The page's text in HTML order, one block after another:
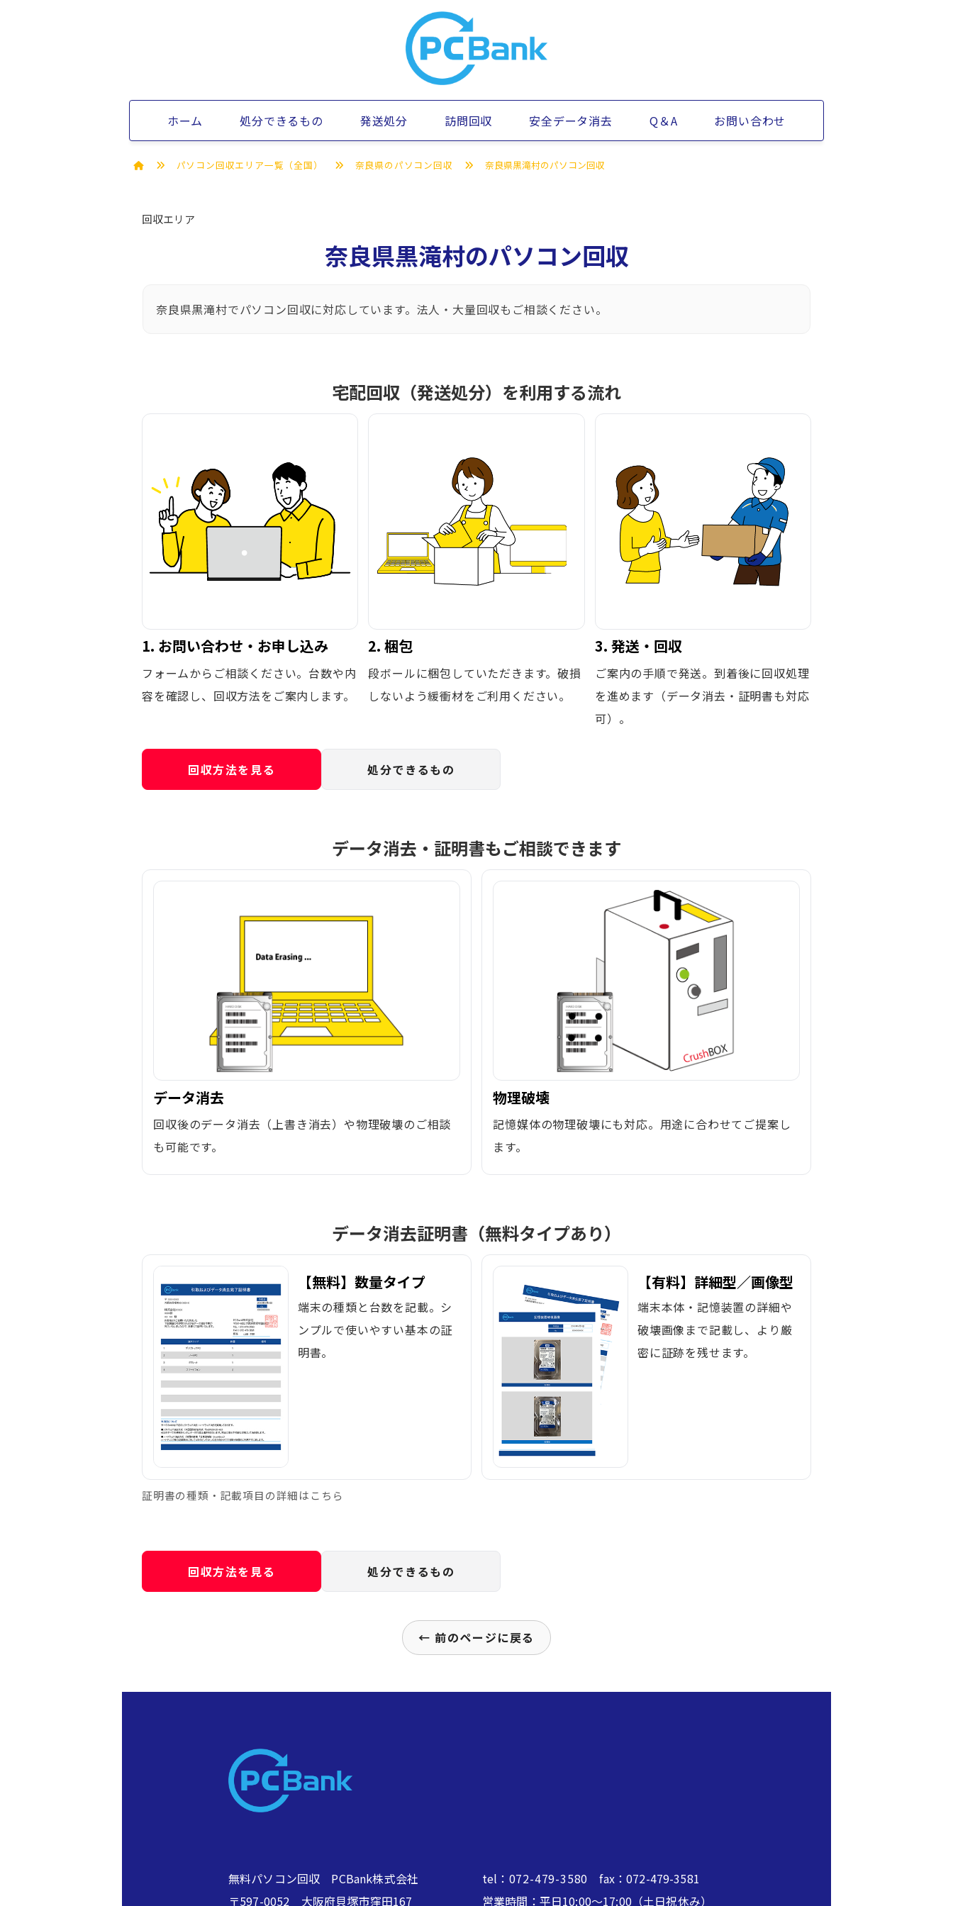
ホーム 処分できるもの 発送処分 訪問回収 安全データ消去 Q＆A お問い合わせ
パソコン回収エリア一覧（全国） 奈良県のパソコン回収 奈良県黒滝村のパソコン回収
回収エリア
奈良県黒滝村のパソコン回収
奈良県黒滝村でパソコン回収に対応しています。法人・大量回収もご相談ください。
宅配回収（発送処分）を利用する流れ
1. お問い合わせ・お申し込み
フォームからご相談ください。台数や内
容を確認し、回収方法をご案内します。
2. 梱包
段ボールに梱包していただきます。破損
しないよう緩衝材をご利用ください。
3. 発送・回収
ご案内の手順で発送。到着後に回収処理
を進めます（データ消去・証明書も対応
可）。
回収方法を見る 処分できるもの
データ消去・証明書もご相談できます
データ消去
回収後のデータ消去（上書き消去）や物理破壊のご相談
も可能です。
物理破壊
記憶媒体の物理破壊にも対応。用途に合わせてご提案し
ます。
データ消去証明書（無料タイプあり）
【無料】数量タイプ
端末の種類と台数を記載。シ
ンプルで使いやすい基本の証
明書。
【有料】詳細型／画像型
端末本体・記憶装置の詳細や
破壊画像まで記載し、より厳
密に証跡を残せます。
証明書の種類・記載項目の詳細はこちら
回収方法を見る 処分できるもの
← 前のページに戻る
無料パソコン回収 PCBank株式会社
〒597-0052 大阪府貝塚市窪田167
tel： 072-479-3580 fax：072-479-3581
営業時間：平日10:00～17:00（土日祝休み）